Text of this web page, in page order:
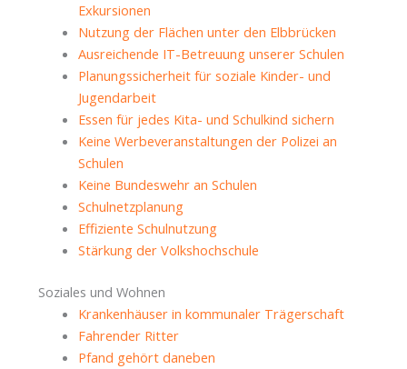
Exkursionen
Nutzung der Flächen unter den Elbbrücken
Ausreichende IT-Betreuung unserer Schulen
Planungssicherheit für soziale Kinder- und
Jugendarbeit
Essen für jedes Kita- und Schulkind sichern
Keine Werbeveranstaltungen der Polizei an
Schulen
Keine Bundeswehr an Schulen
Schulnetzplanung
Effiziente Schulnutzung
Stärkung der Volkshochschule
Soziales und Wohnen
Krankenhäuser in kommunaler Trägerschaft
Fahrender Ritter
Pfand gehört daneben